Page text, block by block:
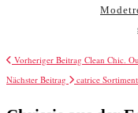
Vorheriger Beitrag Clean Chic.
Nächster Beitrag
catrice